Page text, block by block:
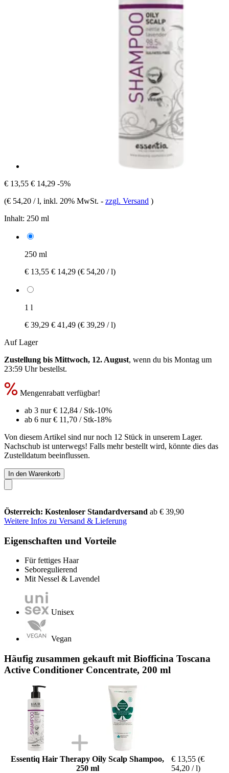
€ 13,55 € 14,29 -5%
(€ 54,20 / l, inkl. 20% MwSt. - zzgl. Versand )
Inhalt: 250 ml
250 ml
€ 13,55 € 14,29 (€ 54,20 / l)
1 l
€ 39,29 € 41,49 (€ 39,29 / l)
Auf Lager
Zustellung bis Mittwoch, 12. August, wenn du bis Montag um
23:59 Uhrbestellst.
Mengenrabatt verfügbar!
ab 3 nur€ 12,84 / Stk-10%
ab 6 nur€ 11,70 / Stk-18%
Von diesem Artikel sind nur noch 12 Stück in unserem Lager.
Nachschub ist unterwegs! Falls mehr bestellt wird, könnte dies das
Zustelldatum beeinflussen.
In den Warenkorb
Österreich: Kostenloser Standardversand ab € 39,90
Weitere Infos zu Versand & Lieferung
Eigenschaften und Vorteile
Für fettiges Haar
Seboregulierend
Mit Nessel & Lavendel
Unisex
Vegan
Häufig zusammen gekauft mit Biofficina Toscana
Active Conditioner Concentrate, 200 ml
Essentiq Hair Therapy Oily Scalp Shampoo,
250 ml
€ 13,55 (€
54,20 / l)